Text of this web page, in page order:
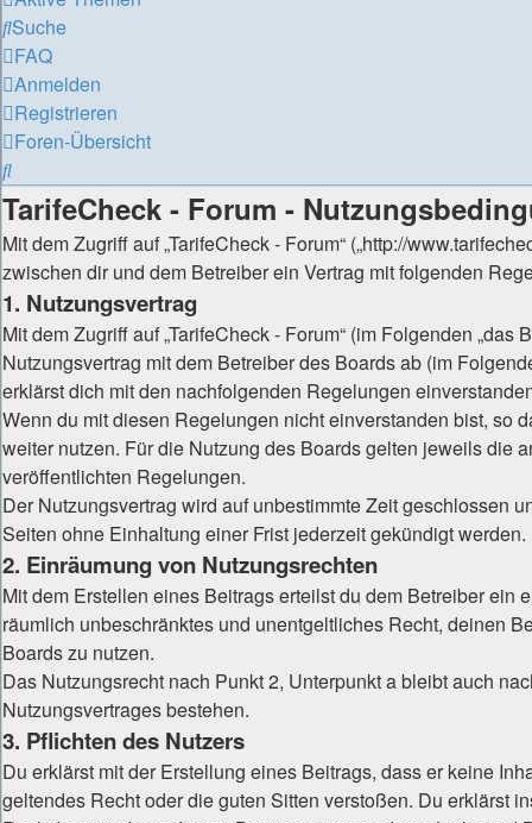
Suche
FAQ
Anmelden
Registrieren
Foren-Übersicht
Suche
TarifeCheck - Forum -
Mit dem Zugriff auf „TarifeCheck - Forum“ („http://
zwischen dir und dem Betreiber ein Vertrag mit folgenden
1. Nutzungsvertrag
Mit dem Zugriff auf „TarifeCheck - Forum“ (im Folgenden „das
Nutzungsvertrag mit dem Betreiber des Boards ab (im
erklärst dich mit den nachfolgenden Regelungen
Wenn du mit diesen Regelungen nicht einverstanden bist, so
weiter nutzen. Für die Nutzung des Boards gelten jeweils die
veröffentlichten Regelungen.
Der Nutzungsvertrag wird auf unbestimmte Zeit geschlossen
Seiten ohne Einhaltung einer Frist jederzeit gekündigt werden.
2. Einräumung von Nutzungsrechten
Mit dem Erstellen eines Beitrags erteilst du dem Betreiber ein
räumlich unbeschränktes und unentgeltliches Recht, deinen
Boards zu nutzen.
Das Nutzungsrecht nach Punkt 2, Unterpunkt a bleibt auch
Nutzungsvertrages bestehen.
3. Pflichten des Nutzers
Du erklärst mit der Erstellung eines Beitrags, dass er keine
geltendes Recht oder die guten Sitten verstoßen. Du erklärst